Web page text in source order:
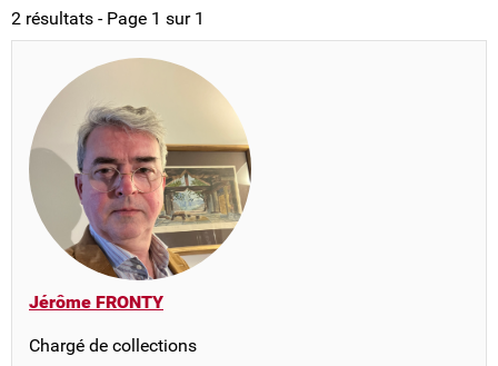
2 résultats - Page 1 sur 1
Jérôme FRONTY
Chargé de collections